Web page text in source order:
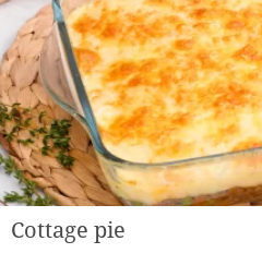
Cottage pie